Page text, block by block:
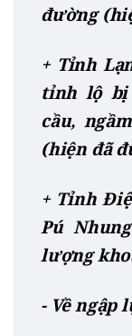
đường
+ Tỉnh
tỉnh lộ bị
cầu,
(hiện đã
+ Tỉnh
Pú
lượng
- Về ngập